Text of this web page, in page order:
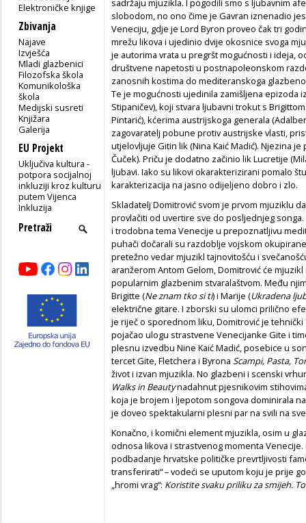
Elektroničke knjige
Zbivanja
Najave
Izvješća
Mladi glazbenici
Filozofska škola
Komunikološka
škola
Medijski susreti
Knjižara
Galerija
EU Projekt
Uključiva kultura -
potpora socijalnoj
inkluziji kroz kulturu
putem Vijenca
Inkluzija
slobodom, no ono čime je Gavran iznenadio
Veneciju, gdje je Lord Byron proveo čak tri
mrežu likova i ujedinio dvije okosnice svoga
je autorima vrata u pregršt mogućnosti i ideja,
društvene napetosti u postnapoleonskom
zanosnih kostima do mediteranskoga
Te je mogućnosti ujedinila zamišljena epizoda
Stipaničev), koji stvara ljubavni trokut s
Pintarić), kćerima austrijskoga generala
zagovaratelj pobune protiv austrijske vlasti,
utjelovljuje Gitin lik (Nina Kaić Madić). Njezina
Čuček). Priču je dodatno začinio lik Lucretije
ljubavi. Iako su likovi okarakterizirani pomalo
karakterizacija na jasno odijeljeno dobro i zlo.
Skladatelj Domitrović svom je prvom mjuziklu
provlačiti od uvertire sve do posljednjeg
i trodobna tema Venecije u prepoznatljivu
puhači dočarali su razdoblje vojskom
pretežno vedar mjuzikl tajnovitošću i
aranžerom Antom Gelom, Domitrović će
popularnim glazbenim stvaralaštvom. Među
Brigitte (Ne znam tko si ti) i Marije (Ukradena
električne gitare. I zborski su ulomci prilično
je riječ o sporednom liku, Domitrović je
pojačao ulogu strastvene Venecijanke Gite i
plesnu izvedbu Nine Kaić Madić, posebice u
tercet Gite, Fletchera i Byrona Scampi, Pasta,
život i izvan mjuzikla. No glazbeni i scenski
Walks in Beautynadahnut pjesnikovim
koja je brojem i ljepotom songova dominirala
je doveo spektakularni plesni par na svili na
Konačno, i komični element mjuzikla, osim u
odnosa likova i strastvenog momenta
podbadanje hrvatske političke prevrtljivosti
transferirati“ – vodeći se uputom koju je prije
„hromi vrag“: Koristite svaku priliku za smijeh.